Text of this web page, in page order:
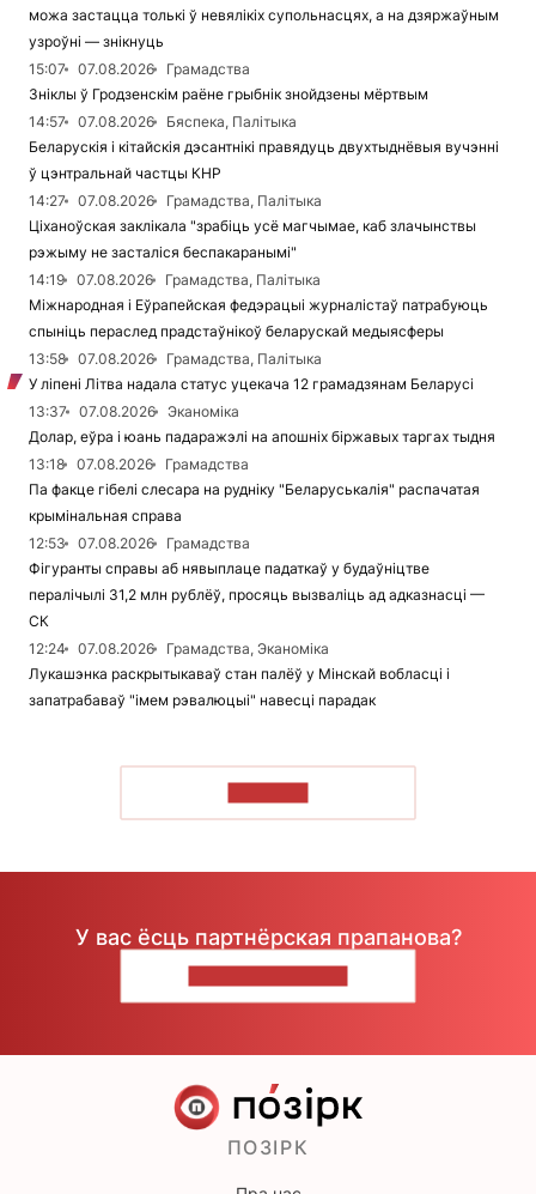
можа застацца толькі ў невялікіх супольнасцях, а на дзяржаўным
узроўні — знікнуць
15:07
07.08.2026
Грамадства
Зніклы ў Гродзенскім раёне грыбнік знойдзены мёртвым
14:57
07.08.2026
Бяспека, Палітыка
Беларускія і кітайскія дэсантнікі правядуць двухтыднёвыя вучэнні
ў цэнтральнай частцы КНР
14:27
07.08.2026
Грамадства, Палітыка
Ціханоўская заклікала "зрабіць усё магчымае, каб злачынствы
рэжыму не засталіся беспакаранымі"
14:19
07.08.2026
Грамадства, Палітыка
Міжнародная і Еўрапейская федэрацыі журналістаў патрабуюць
спыніць пераслед прадстаўнікоў беларускай медыясферы
13:58
07.08.2026
Грамадства, Палітыка
У ліпені Літва надала статус уцекача 12 грамадзянам Беларусі
13:37
07.08.2026
Эканоміка
Долар, еўра і юань падаражэлі на апошніх біржавых таргах тыдня
13:18
07.08.2026
Грамадства
Па факце гібелі слесара на рудніку "Беларуськалія" распачатая
крымінальная справа
12:53
07.08.2026
Грамадства
Фігуранты справы аб нявыплаце падаткаў у будаўніцтве
пералічылі 31,2 млн рублёў, просяць вызваліць ад адказнасці —
СК
12:24
07.08.2026
Грамадства, Эканоміка
Лукашэнка раскрытыкаваў стан палёў у Мінскай вобласці і
запатрабаваў "імем рэвалюцыі" навесці парадак
У вас ёсць партнёрская прапанова?
ПОЗІРК